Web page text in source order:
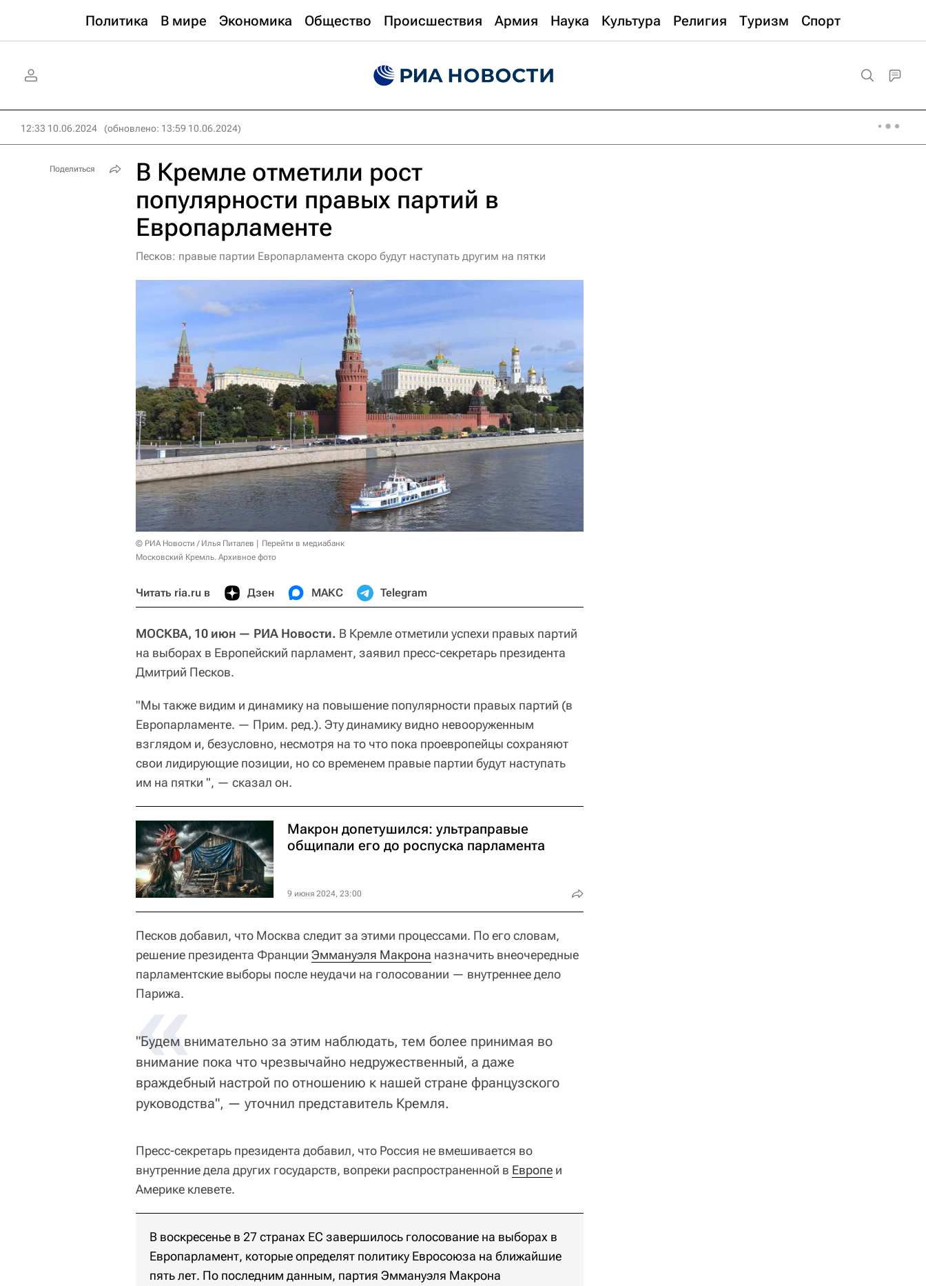
Политика В мире Экономика Общество Происшествия Армия Наука Культура Религия Туризм Спорт
12:33 10.06.2024 (обновлено: 13:59 10.06.2024)
В Кремле отметили рост
популярности правых партий в
Европарламенте
Песков: правые партии Европарламента скоро будут наступать другим на пятки
© РИА Новости / Илья Питалев
Перейти в медиабанк
Московский Кремль. Архивное фото
Читать ria.ru в Дзен МАКС Telegram
МОСКВА, 10 июн — РИА Новости. В Кремле отметили успехи правых партий
на выборах в Европейский парламент, заявил пресс-секретарь президента
Дмитрий Песков.
"Мы также видим и динамику на повышение популярности правых партий (в
Европарламенте. — Прим. ред.). Эту динамику видно невооруженным
взглядом и, безусловно, несмотря на то что пока проевропейцы сохраняют
свои лидирующие позиции, но со временем правые партии будут наступать
им на пятки ", — сказал он.
Макрон допетушился: ультраправые
общипали его до роспуска парламента
9 июня 2024, 23:00
Песков добавил, что Москва следит за этими процессами. По его словам,
решение президента Франции Эммануэля Макрона назначить внеочередные
парламентские выборы после неудачи на голосовании — внутреннее дело
Парижа.
«
"Будем внимательно за этим наблюдать, тем более принимая во
внимание пока что чрезвычайно недружественный, а даже
враждебный настрой по отношению к нашей стране французского
руководства", — уточнил представитель Кремля.
Пресс-секретарь президента добавил, что Россия не вмешивается во
внутренние дела других государств, вопреки распространенной в Европе и
Америке клевете.
В воскресенье в 27 странах ЕС завершилось голосование на выборах в
Европарламент, которые определят политику Евросоюза на ближайшие
пять лет. По последним данным, партия Эммануэля Макрона
Поделиться